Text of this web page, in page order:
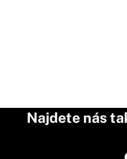
Najdete nás